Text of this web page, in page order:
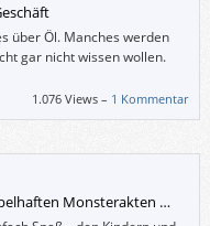
über Öl. Manches werden
gar nicht wissen wollen.
1.076 Views – 1 Kommentar
Monsterakten …